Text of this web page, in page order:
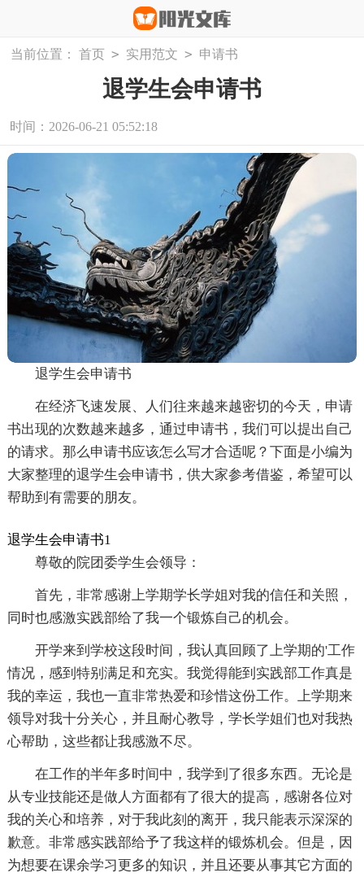
当前位置： 首页 > 实用范文 > 申请书
退学生会申请书
时间：2026-06-21 05:52:18
退学生会申请书
在经济飞速发展、人们往来越来越密切的今天，申请
书出现的次数越来越多，通过申请书，我们可以提出自己
的请求。那么申请书应该怎么写才合适呢？下面是小编为
大家整理的退学生会申请书，供大家参考借鉴，希望可以
帮助到有需要的朋友。
退学生会申请书1
尊敬的院团委学生会领导：
首先，非常感谢上学期学长学姐对我的信任和关照，
同时也感激实践部给了我一个锻炼自己的机会。
开学来到学校这段时间，我认真回顾了上学期的'工作
情况，感到特别满足和充实。我觉得能到实践部工作真是
我的幸运，我也一直非常热爱和珍惜这份工作。上学期来
领导对我十分关心，并且耐心教导，学长学姐们也对我热
心帮助，这些都让我感激不尽。
在工作的半年多时间中，我学到了很多东西。无论是
从专业技能还是做人方面都有了很大的提高，感谢各位对
我的关心和培养，对于我此刻的离开，我只能表示深深的
歉意。非常感实践部给予了我这样的锻炼机会。但是，因
为想要在课余学习更多的知识，并且还要从事其它方面的